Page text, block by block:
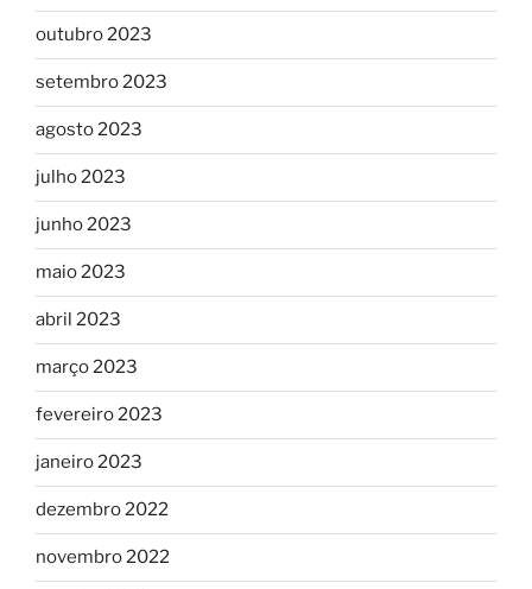
outubro 2023
setembro 2023
agosto 2023
julho 2023
junho 2023
maio 2023
abril 2023
março 2023
fevereiro 2023
janeiro 2023
dezembro 2022
novembro 2022